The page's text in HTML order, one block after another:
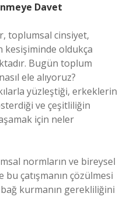
Davet
toplumsal cinsiyet,
kesişiminde oldukça
Bugün toplum
ele alıyoruz?
yüzleştiği, erkeklerin
ve çeşitliliğin
için neler
normların ve bireysel
bu çatışmanın çözülmesi
kurmanın gerekliliğini